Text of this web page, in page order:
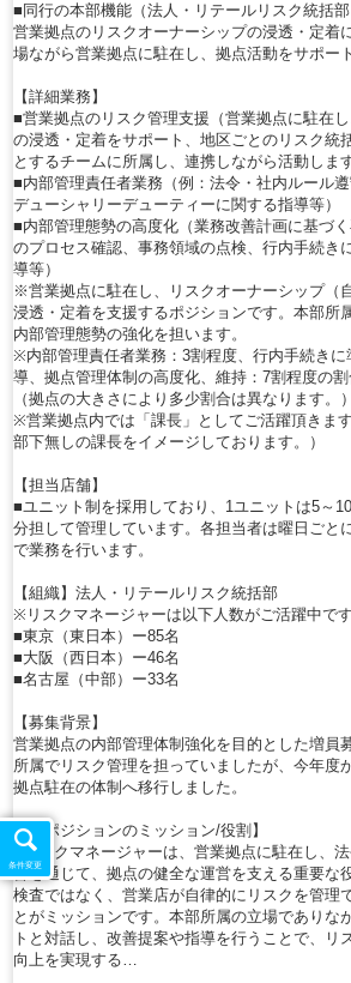
■同行の本部機能（法人・リテールリスク統括
営業拠点のリスクオーナーシップの浸透・定着
場ながら営業拠点に駐在し、拠点活動をサポー
【詳細業務】
■営業拠点のリスク管理支援（営業拠点に駐在
の浸透・定着をサポート、地区ごとのリスク統
とするチームに所属し、連携しながら活動します
■内部管理責任者業務（例：法令・社内ルール
デューシャリーデューティーに関する指導等）
■内部管理態勢の高度化（業務改善計画に基づ
のプロセス確認、事務領域の点検、行内手続き
導等）
※営業拠点に駐在し、リスクオーナーシップ（
浸透・定着を支援するポジションです。本部所
内部管理態勢の強化を担います。
※内部管理責任者業務：3割程度、行内手続き
導、拠点管理体制の高度化、維持：7割程度の割
（拠点の大きさにより多少割合は異なります。）
※営業拠点内では「課長」としてご活躍頂きま
部下無しの課長をイメージしております。）
【担当店舗】
■ユニット制を採用しており、1ユニットは5～
分担して管理しています。各担当者は曜日ごと
で業務を行います。
【組織】法人・リテールリスク統括部
※リスクマネージャーは以下人数がご活躍中です
■東京（東日本）ー85名
■大阪（西日本）ー46名
■名古屋（中部）ー33名
【募集背景】
営業拠点の内部管理体制強化を目的とした増員
所属でリスク管理を担っていましたが、今年度
拠点駐在の体制へ移行しました。
【本ポジションのミッション/役割】
■リスクマネージャーは、営業拠点に駐在し、
督を通じて、拠点の健全な運営を支える重要な
検査ではなく、営業店が自律的にリスクを管理
とがミッションです。本部所属の立場でありな
トと対話し、改善提案や指導を行うことで、リ
向上を実現する…
条件変更